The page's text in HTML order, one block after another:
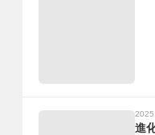
進